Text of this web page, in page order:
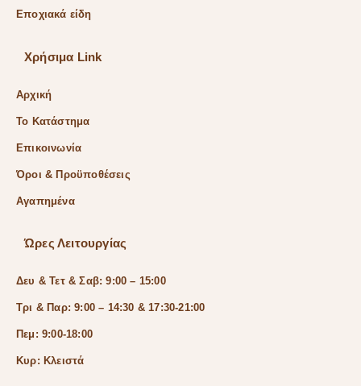
Εποχιακά είδη
Χρήσιμα Link
Αρχική
Το Κατάστημα
Επικοινωνία
Όροι & Προϋποθέσεις
Αγαπημένα
Ώρες Λειτουργίας
Δευ & Τετ & Σαβ: 9:00 – 15:00
Τρι & Παρ: 9:00 – 14:30 & 17:30-21:00
Πεμ: 9:00-18:00
Κυρ: Κλειστά